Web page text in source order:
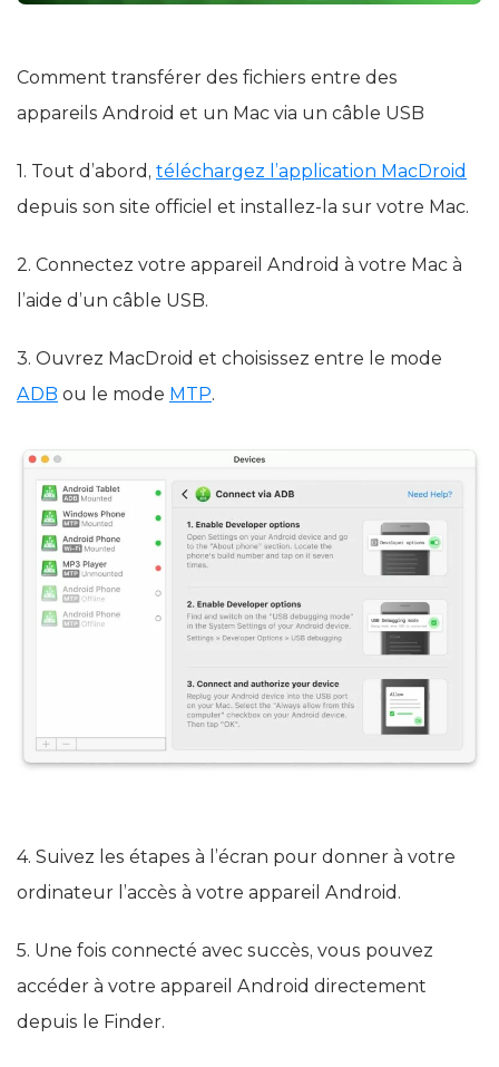
Comment transférer des fichiers entre des
appareils Android et un Mac via un câble USB
1. Tout d’abord, téléchargez l’application MacDroid
depuis son site officiel et installez-la sur votre Mac.
2. Connectez votre appareil Android à votre Mac à
l’aide d’un câble USB.
3. Ouvrez MacDroid et choisissez entre le mode
ADB ou le mode MTP.
4. Suivez les étapes à l’écran pour donner à votre
ordinateur l’accès à votre appareil Android.
5. Une fois connecté avec succès, vous pouvez
accéder à votre appareil Android directement
depuis le Finder.